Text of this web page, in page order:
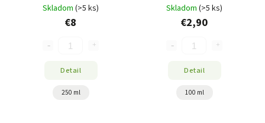
Skladom (>5 ks)
€8
Detail
250 ml
Skladom (>5 ks)
€2,90
Detail
100 ml